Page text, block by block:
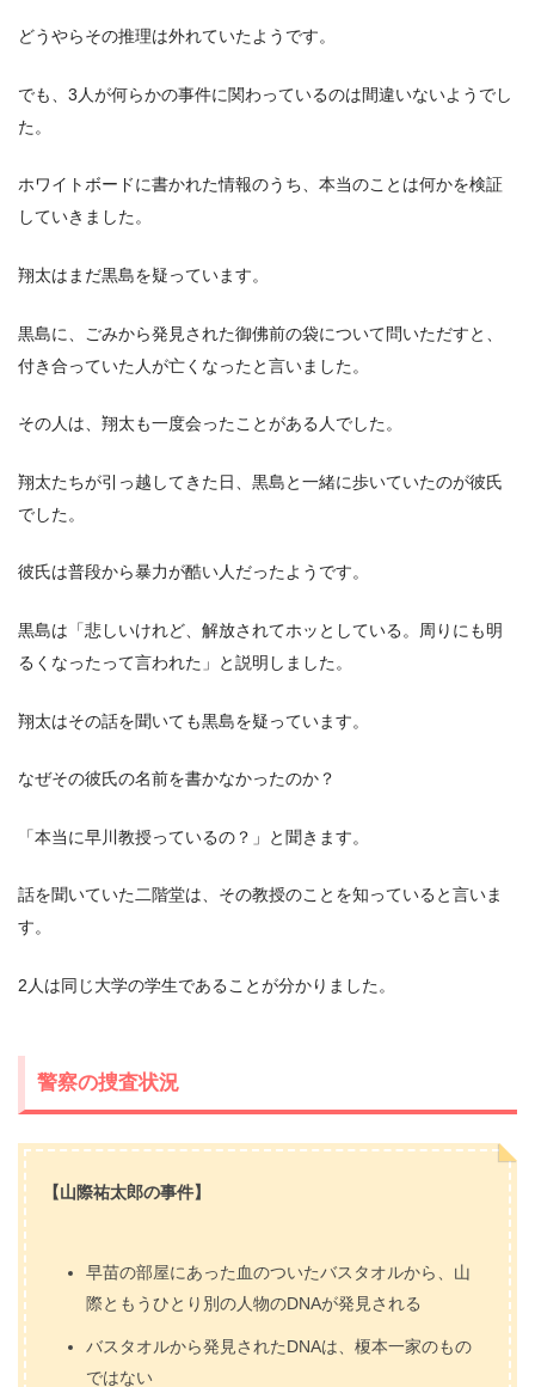
どうやらその推理は外れていたようです。
でも、3人が何らかの事件に関わっているのは間違いないようでし
た。
ホワイトボードに書かれた情報のうち、本当のことは何かを検証
していきました。
翔太はまだ黒島を疑っています。
黒島に、ごみから発見された御佛前の袋について問いただすと、
付き合っていた人が亡くなったと言いました。
その人は、翔太も一度会ったことがある人でした。
翔太たちが引っ越してきた日、黒島と一緒に歩いていたのが彼氏
でした。
彼氏は普段から暴力が酷い人だったようです。
黒島は「悲しいけれど、解放されてホッとしている。周りにも明
るくなったって言われた」と説明しました。
翔太はその話を聞いても黒島を疑っています。
なぜその彼氏の名前を書かなかったのか？
「本当に早川教授っているの？」と聞きます。
話を聞いていた二階堂は、その教授のことを知っていると言いま
す。
2人は同じ大学の学生であることが分かりました。
警察の捜査状況
【山際祐太郎の事件】
早苗の部屋にあった血のついたバスタオルから、山
際ともうひとり別の人物のDNAが発見される
バスタオルから発見されたDNAは、榎本一家のもの
ではない